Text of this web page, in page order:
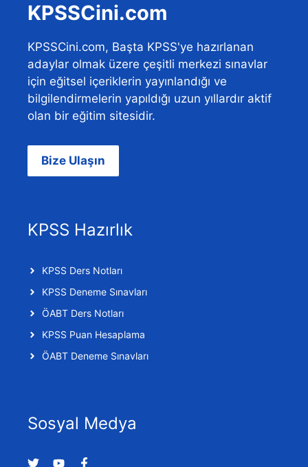
KPSSCini.com
KPSSCini.com, Başta KPSS'ye hazırlanan
adaylar olmak üzere çeşitli merkezi sınavlar
için eğitsel içeriklerin yayınlandığı ve
bilgilendirmelerin yapıldığı uzun yıllardır aktif
olan bir eğitim sitesidir.
Bize Ulaşın
KPSS Hazırlık
KPSS Ders Notları
KPSS Deneme Sınavları
ÖABT Ders Notları
KPSS Puan Hesaplama
ÖABT Deneme Sınavları
Sosyal Medya